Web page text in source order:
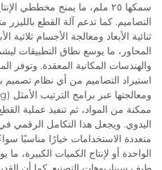
سمكها ٢٥ ملم، ما يمنح مخططي
التصاميم. كما تدعم آلة القطع
ثنائية الأبعاد ومعالجة الأجسام ثلاثية
المحاور، ما يوسع نطاق التطبيقات
والهندسات المكانية المعقدة. وتوفر
ممكنة من المواد، ثم تنفيذ عملية
اليدوي. ويجعل هذا التكامل الرقمي
متعددة الاستخدامات خيارًا مناسبًا
الواحدة أو لإنتاج الكميات الكبيرة،